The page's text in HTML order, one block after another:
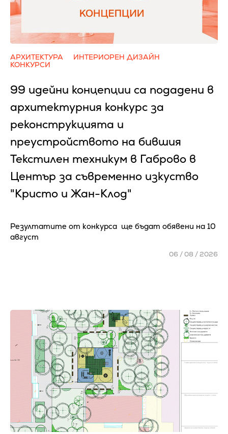
АРХИТЕКТУРА
ИНТЕРИОРЕН ДИЗАЙН
КОНКУРСИ
99 идейни концепции са подадени в
архитектурния конкурс за
реконструкцията и
преустройството на бившия
Текстилен техникум в Габрово в
Център за съвременно изкуство
"Кристо и Жан-Клод"
Резултатите от конкурса ще бъдат обявени на 10
август
06 / 08 / 2026